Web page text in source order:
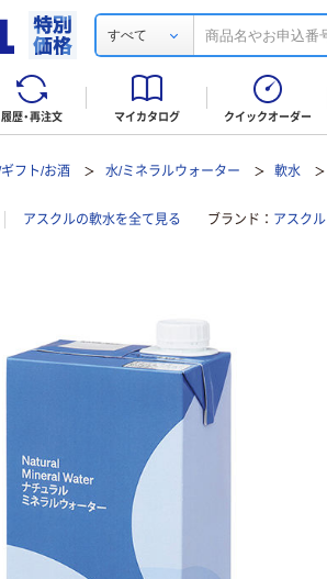
すべて
履歴・再注文 マイカタログ クイックオーダー
フト/お酒 水/ミネラルウォーター 軟水
アスクルの軟水を全て見る ブランド アスクル